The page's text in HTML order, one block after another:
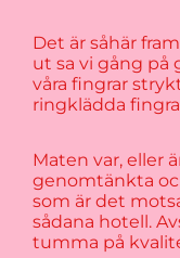
Det är såhär
ut sa vi gång på
våra fingrar
ringklädda
Maten var, eller
genomtänkta
som är det
sådana hotell.
tumma på